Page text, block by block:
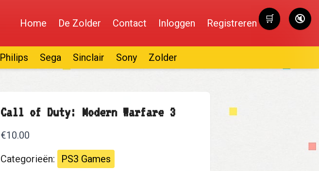
Home De Zolder Contact Inloggen Registreren
Philips Sega Sinclair Sony Zolder
🔇
🛒
Call of Duty: Modern Warfare 3
€10.00
Categorieën: PS3 Games